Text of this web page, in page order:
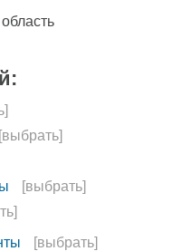
[выбрать]
[выбрать]
[выбрать]